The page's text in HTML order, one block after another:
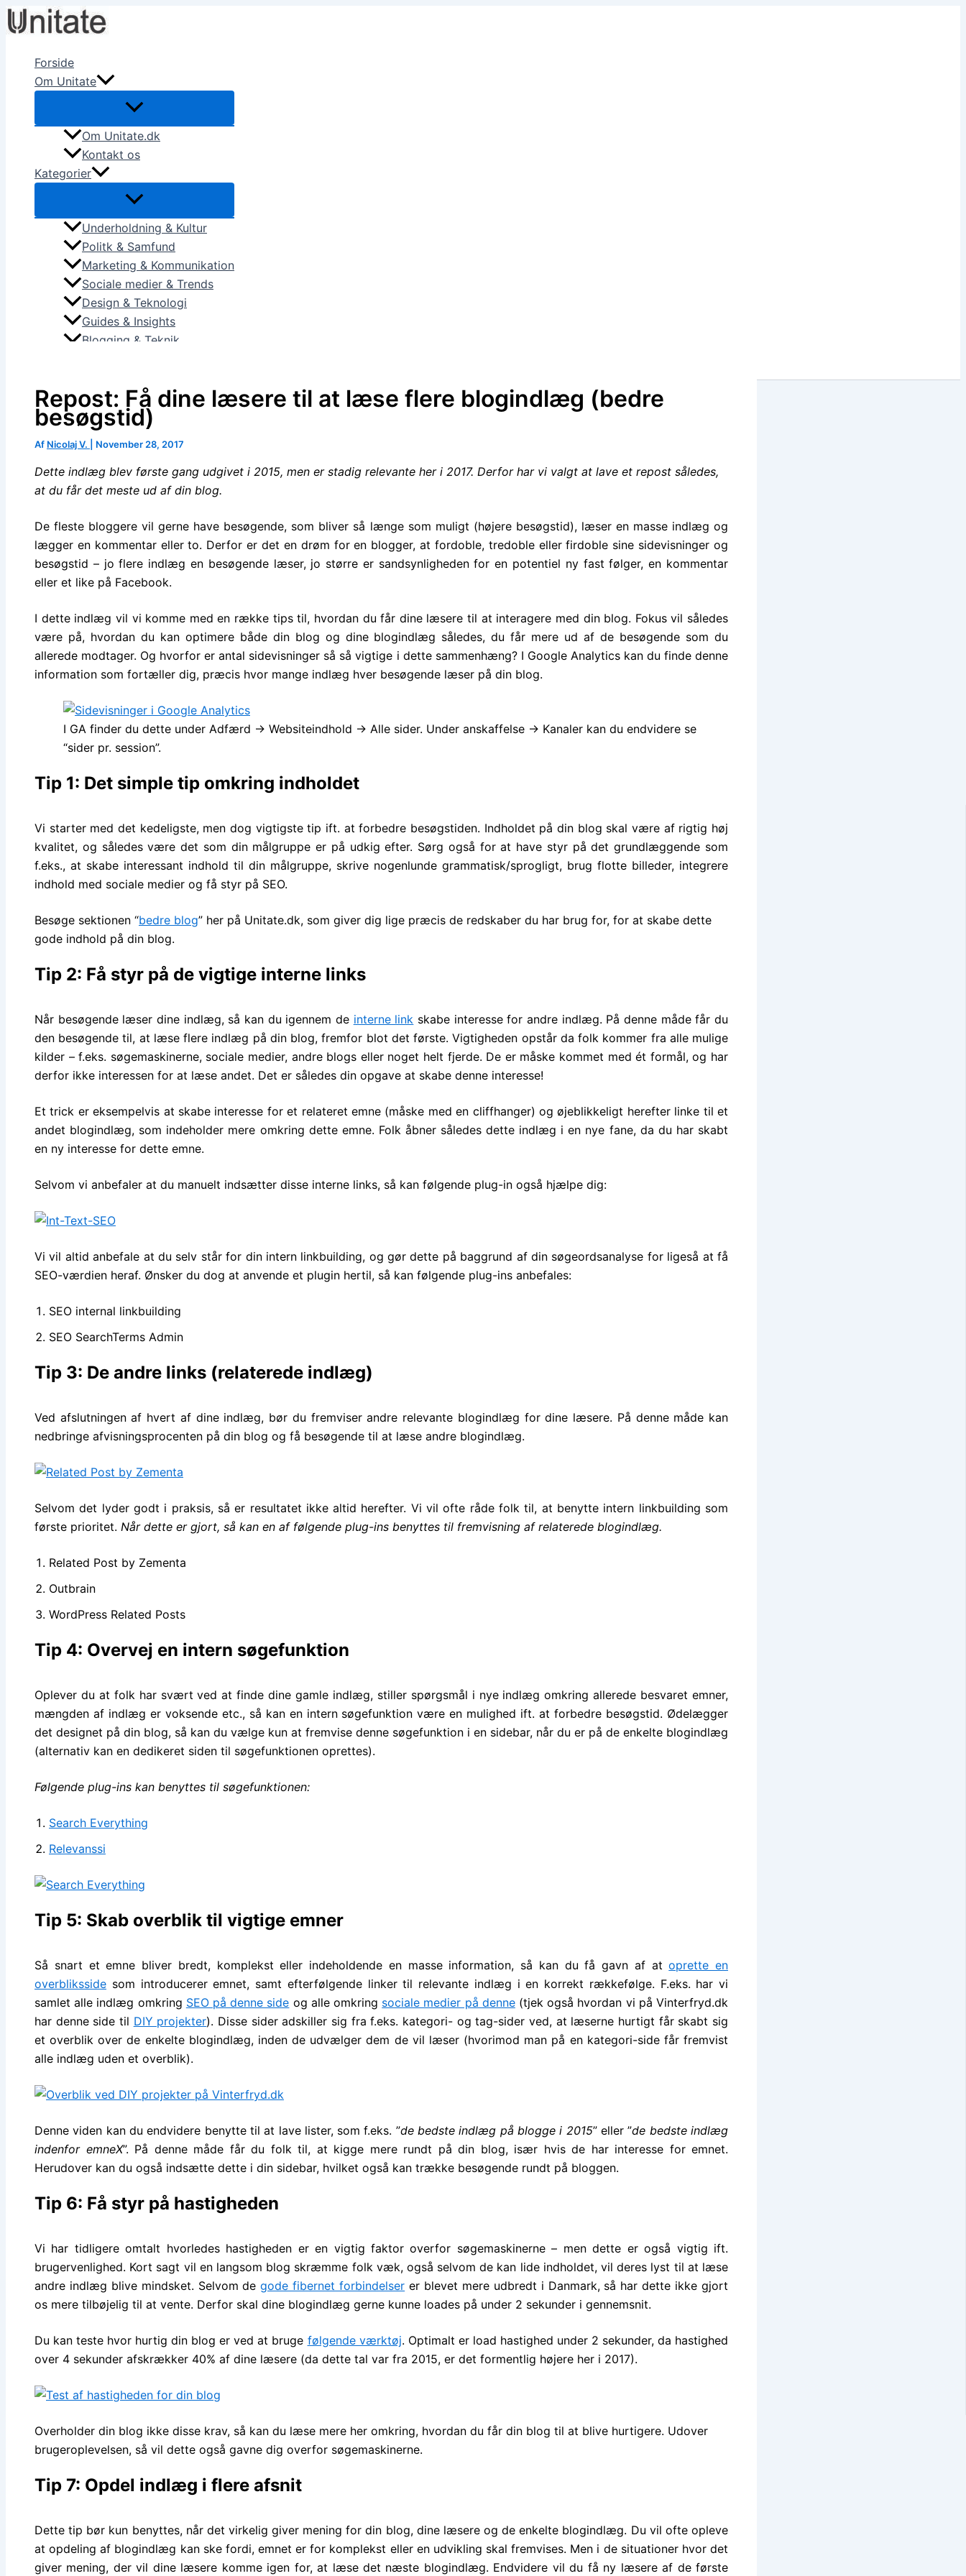
Skip
to
Forside
Om Unitate
Om Unitate.dk
Kontakt os
Kategorier
Underholdning & Kultur
Politk & Samfund
Marketing & Kommunikation
Sociale medier & Trends
Design & Teknologi
Guides & Insights
Blogging & Teknik
Repost: Få dine læsere til at læse flere blogindlæg (bedre
besøgstid)
Af Nicolaj V. November 28, 2017
Dette indlæg blev første gang udgivet i 2015, men er stadig relevante her i 2017. Derfor har vi valgt at lave et repost således,
at du får det meste ud af din blog.
De fleste bloggere vil gerne have besøgende, som bliver så længe som muligt (højere besøgstid), læser en masse indlæg og
lægger en kommentar eller to. Derfor er det en drøm for en blogger, at fordoble, tredoble eller firdoble sine sidevisninger og
besøgstid – jo flere indlæg en besøgende læser, jo større er sandsynligheden for en potentiel ny fast følger, en kommentar
eller et like på Facebook.
I dette indlæg vil vi komme med en række tips til, hvordan du får dine læsere til at interagere med din blog. Fokus vil således
være på, hvordan du kan optimere både din blog og dine blogindlæg således, du får mere ud af de besøgende som du
allerede modtager. Og hvorfor er antal sidevisninger så så vigtige i dette sammenhæng? I Google Analytics kan du finde denne
information som fortæller dig, præcis hvor mange indlæg hver besøgende læser på din blog.
I GA finder du dette under Adfærd -> Websiteindhold -> Alle sider. Under anskaffelse -> Kanaler kan du endvidere se
“sider pr. session”.
Tip 1: Det simple tip omkring indholdet
Vi starter med det kedeligste, men dog vigtigste tip ift. at forbedre besøgstiden. Indholdet på din blog skal være af rigtig høj
kvalitet, og således være det som din målgruppe er på udkig efter. Sørg også for at have styr på det grundlæggende som
f.eks., at skabe interessant indhold til din målgruppe, skrive nogenlunde grammatisk/sprogligt, brug flotte billeder, integrere
indhold med sociale medier og få styr på SEO.
Besøge sektionen “bedre blog” her på Unitate.dk, som giver dig lige præcis de redskaber du har brug for, for at skabe dette
gode indhold på din blog.
Tip 2: Få styr på de vigtige interne links
Når besøgende læser dine indlæg, så kan du igennem de interne link skabe interesse for andre indlæg. På denne måde får du
den besøgende til, at læse flere indlæg på din blog, fremfor blot det første. Vigtigheden opstår da folk kommer fra alle mulige
kilder – f.eks. søgemaskinerne, sociale medier, andre blogs eller noget helt fjerde. De er måske kommet med ét formål, og har
derfor ikke interessen for at læse andet. Det er således din opgave at skabe denne interesse!
Et trick er eksempelvis at skabe interesse for et relateret emne (måske med en cliffhanger) og øjeblikkeligt herefter linke til et
andet blogindlæg, som indeholder mere omkring dette emne. Folk åbner således dette indlæg i en nye fane, da du har skabt
en ny interesse for dette emne.
Selvom vi anbefaler at du manuelt indsætter disse interne links, så kan følgende plug-in også hjælpe dig:
Vi vil altid anbefale at du selv står for din intern linkbuilding, og gør dette på baggrund af din søgeordsanalyse for ligeså at få
SEO-værdien heraf. Ønsker du dog at anvende et plugin hertil, så kan følgende plug-ins anbefales:
SEO internal linkbuilding
SEO SearchTerms Admin
Tip 3: De andre links (relaterede indlæg)
Ved afslutningen af hvert af dine indlæg, bør du fremviser andre relevante blogindlæg for dine læsere. På denne måde kan
nedbringe afvisningsprocenten på din blog og få besøgende til at læse andre blogindlæg.
Selvom det lyder godt i praksis, så er resultatet ikke altid herefter. Vi vil ofte råde folk til, at benytte intern linkbuilding som
første prioritet. Når dette er gjort, så kan en af følgende plug-ins benyttes til fremvisning af relaterede blogindlæg.
Related Post by Zementa
Outbrain
WordPress Related Posts
Tip 4: Overvej en intern søgefunktion
Oplever du at folk har svært ved at finde dine gamle indlæg, stiller spørgsmål i nye indlæg omkring allerede besvaret emner,
mængden af indlæg er voksende etc., så kan en intern søgefunktion være en mulighed ift. at forbedre besøgstid. Ødelægger
det designet på din blog, så kan du vælge kun at fremvise denne søgefunktion i en sidebar, når du er på de enkelte blogindlæg
(alternativ kan en dedikeret siden til søgefunktionen oprettes).
Følgende plug-ins kan benyttes til søgefunktionen:
Search Everything
Relevanssi
Tip 5: Skab overblik til vigtige emner
Så snart et emne bliver bredt, komplekst eller indeholdende en masse information, så kan du få gavn af atoprette en
overbliksside som introducerer emnet, samt efterfølgende linker til relevante indlæg i en korrekt rækkefølge. F.eks. har vi
samlet alle indlæg omkring SEO på denne side og alle omkring sociale medier på denne(tjek også hvordan vi på Vinterfryd.dk
har denne side til DIY projekter). Disse sider adskiller sig fra f.eks. kategori- og tag-sider ved, at læserne hurtigt får skabt sig
et overblik over de enkelte blogindlæg, inden de udvælger dem de vil læser (hvorimod man på en kategori-side får fremvist
alle indlæg uden et overblik).
Denne viden kan du endvidere benytte til at lave lister, som f.eks. ”de bedste indlæg på blogge i 2015” eller ”de bedste indlæg
indenfor emneX”. På denne måde får du folk til, at kigge mere rundt på din blog, især hvis de har interesse for emnet.
Herudover kan du også indsætte dette i din sidebar, hvilket også kan trække besøgende rundt på bloggen.
Tip 6: Få styr på hastigheden
Vi har tidligere omtalt hvorledes hastigheden er en vigtig faktor overfor søgemaskinerne – men dette er også vigtig ift.
brugervenlighed. Kort sagt vil en langsom blog skræmme folk væk, også selvom de kan lide indholdet, vil deres lyst til at læse
andre indlæg blive mindsket. Selvom degode fibernet forbindelser er blevet mere udbredt i Danmark, så har dette ikke gjort
os mere tilbøjelig til at vente. Derfor skal dine blogindlæg gerne kunne loades på under 2 sekunder i gennemsnit.
Du kan teste hvor hurtig din blog er ved at bruge følgende værktøj. Optimalt er load hastighed under 2 sekunder, da hastighed
over 4 sekunder afskrækker 40% af dine læsere (da dette tal var fra 2015, er det formentlig højere her i 2017).
Overholder din blog ikke disse krav, så kan du læse mere her omkring, hvordan du får din blog til at blive hurtigere. Udover
brugeroplevelsen, så vil dette også gavne dig overfor søgemaskinerne.
Tip 7: Opdel indlæg i flere afsnit
Dette tip bør kun benyttes, når det virkelig giver mening for din blog, dine læsere og de enkelte blogindlæg. Du vil ofte opleve
at opdeling af blogindlæg kan ske fordi, emnet er for komplekst eller en udvikling skal fremvises. Men i de situationer hvor det
giver mening, der vil dine læsere komme igen for, at læse det næste blogindlæg. Endvidere vil du få ny læsere af de første